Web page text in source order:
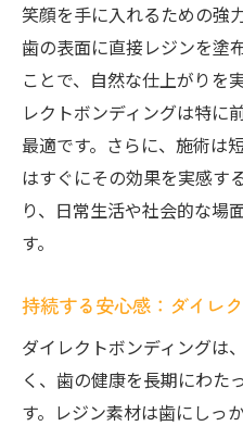
笑顔を手に入れるための強
歯の表面に直接レジンを塗
ことで、自然な仕上がりを
レクトボンディングは特に
最適です。さらに、施術は
はすぐにその効果を実感す
り、日常生活や社会的な場
す。
持続する安心感：ダイレ
ダイレクトボンディングは
く、歯の健康を長期にわた
す。レジン素材は歯にしっ